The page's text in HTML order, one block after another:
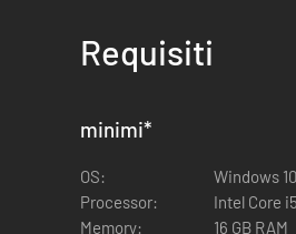
Macchinari pesanti e
Requisiti
minimi*
OS:
Windows
Processor:
Intel Core
Memory:
16 GB RAM